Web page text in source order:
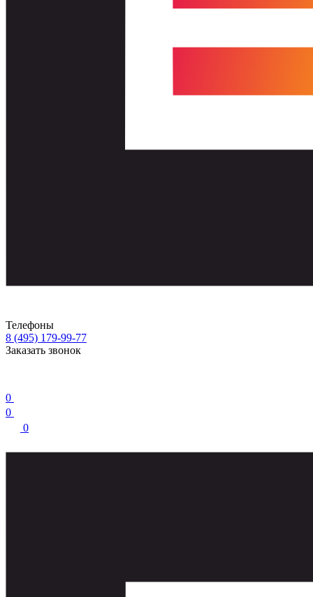
Телефоны
8 (495) 179-99-77
Заказать звонок
0
0
0